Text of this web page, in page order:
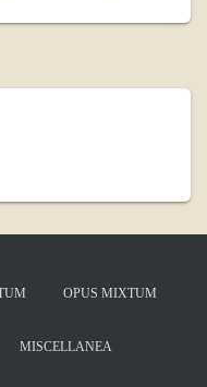
OPUS MIXTUM
MISCELLANEA